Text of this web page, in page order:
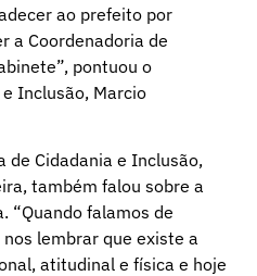
ao prefeito por
a Coordenadoria de
pontuou o
Inclusão, Marcio
de Cidadania e Inclusão,
também falou sobre a
“Quando falamos de
lembrar que existe a
atitudinal e física e hoje